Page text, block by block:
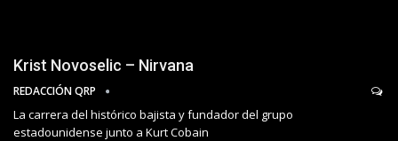
Krist Novoselic – Nirvana
REDACCIÓN QRP
La carrera del histórico bajista y fundador del grupo
estadounidense junto a Kurt Cobain